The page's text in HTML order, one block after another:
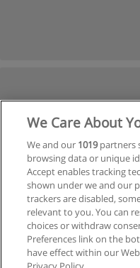
We Care About
We and our 1019partners
browsing data or unique
Accept enables tracking
shown under we and our
trackers are disabled,
relevant to you. You can
choices or withdraw
Preferences link on the
have effect within our